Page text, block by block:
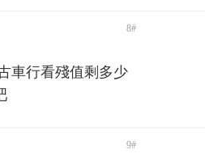
8#
車行看殘值剩多少
9#